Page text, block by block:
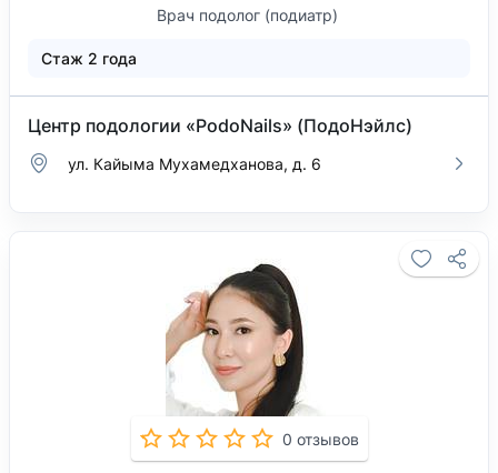
Врач подолог (подиатр)
Стаж 2 года
Центр подологии «PodoNails» (ПодоНэйлс)
ул. Кайыма Мухамедханова, д. 6
0 отзывов